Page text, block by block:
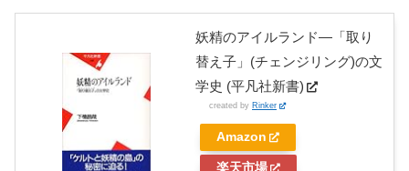
妖精のアイルランド―「取り
替え子」(チェンジリング)の文
学史 (平凡社新書)
created by Rinker
Amazon
楽天市場